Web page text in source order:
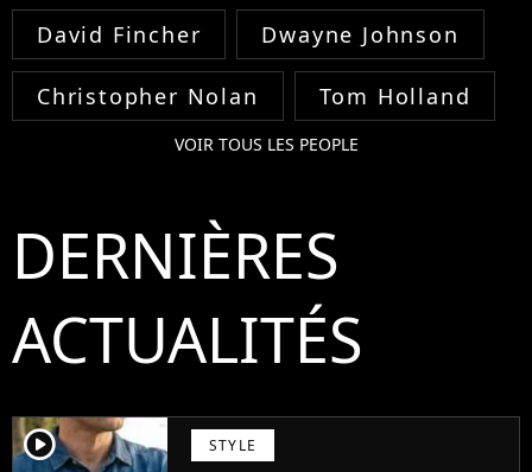
David Fincher Dwayne Johnson
Christopher Nolan Tom Holland
VOIR TOUS LES PEOPLE
DERNIÈRES
ACTUALITÉS
player2 STYLE